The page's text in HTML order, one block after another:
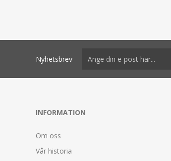
Nyhetsbrev
INFORMATION
Om oss
Vår historia